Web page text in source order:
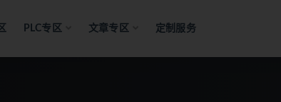
PLC专区 文章专区 定制服务